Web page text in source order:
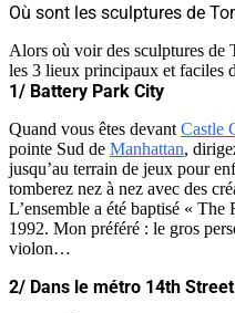
Où sont les sculptures de
Alors où voir des sculptures de
les 3 lieux principaux et faciles
1/ Battery Park City
Quand vous êtes devant Castle
pointe Sud de Manhattan,
jusqu’au terrain de jeux pour
tomberez nez à nez avec des
L’ensemble a été baptisé «
1992. Mon préféré : le gros
violon…
2/ Dans le métro 14th